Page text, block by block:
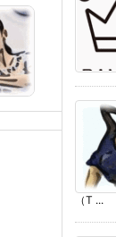
（T ...